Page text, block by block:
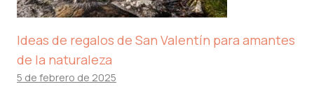
Ideas de regalos de San Valentín para amantes
de la naturaleza
5 de febrero de 2025